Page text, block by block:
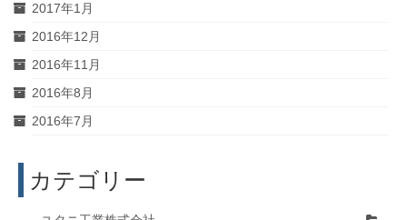
2017年1月
2016年12月
2016年11月
2016年8月
2016年7月
カテゴリー